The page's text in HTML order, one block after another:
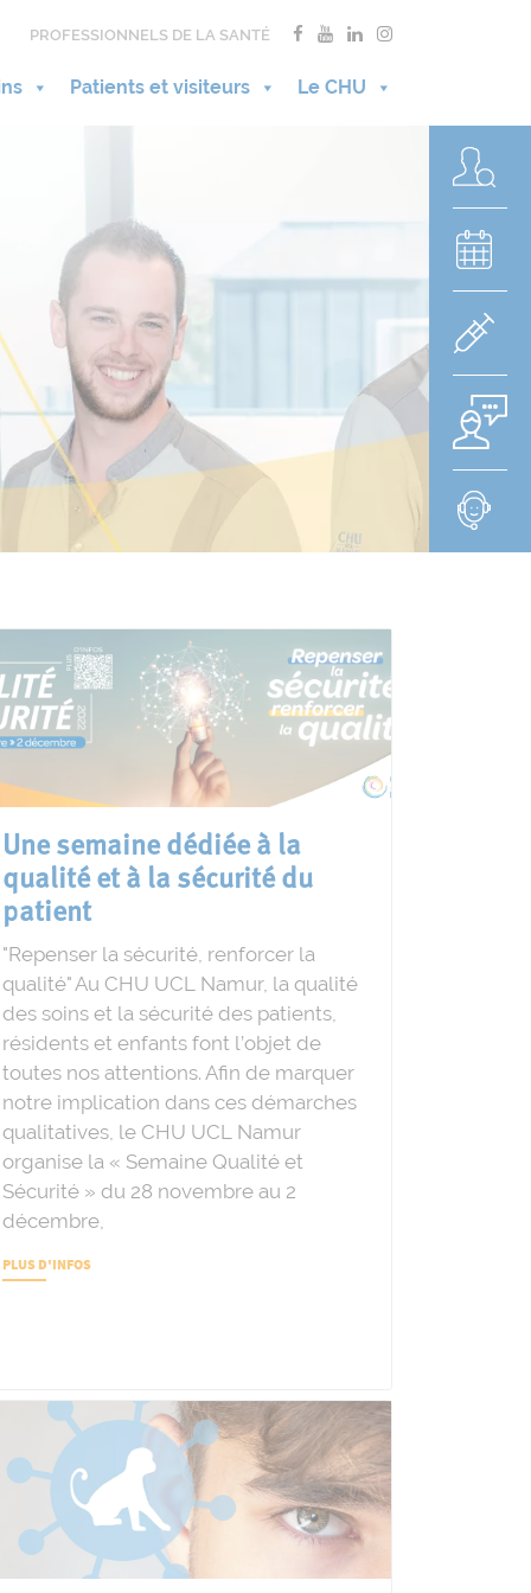
PROFESSIONNELS DE LA SANTÉ
Patients et visiteurs Le CHU
Une semaine dédiée à la
qualité et à la sécurité du
patient
"Repenser la sécurité, renforcer la
qualité" Au CHU UCL Namur, la qualité
des soins et la sécurité des patients,
résidents et enfants font l’objet de
toutes nos attentions. Afin de marquer
notre implication dans ces démarches
qualitatives, le CHU UCL Namur
organise la « Semaine Qualité et
Sécurité » du 28 novembre au 2
décembre,
PLUS D'INFOS